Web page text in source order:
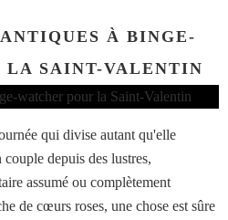
À BINGE-
LA SAINT-VALENTIN
qui divise autant qu'elle
depuis des lustres,
assumé ou complètement
de cœurs roses, une chose est sûre